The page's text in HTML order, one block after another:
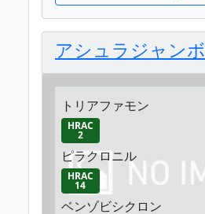
アシュラジャンボ
トリアファモン
HRAC
2
ピラクロニル
HRAC
14
ベンゾビシクロン